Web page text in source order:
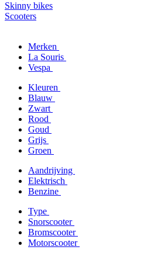
Skinny bikes
Scooters
Merken
La Souris
Vespa
Kleuren
Blauw
Zwart
Rood
Goud
Grijs
Groen
Aandrijving
Elektrisch
Benzine
Type
Snorscooter
Bromscooter
Motorscooter